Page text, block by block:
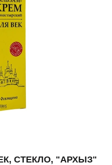
СТЕКЛО, "АРХЫЗ"